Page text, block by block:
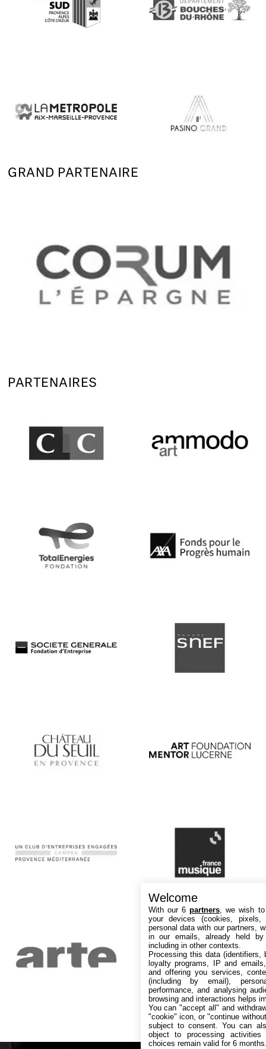
GRAND PARTENAIRE
PARTENAIRES
Welcome
With our 6partners, we wish to
your devices (cookies,
personal data with our partners,
in our emails, already held
including in other contexts.
Processing this data (identifiers,
loyalty programs, IP and
and offering you services,
(including by email),
performance, and analysing
browsing and interactions helps
You can "accept all" and
"cookie" icon, or "continue
subject to consent. You can
object to processing
choices remain valid for 6